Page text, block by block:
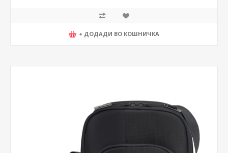
+ ДОДАДИ ВО КОШНИЧКА